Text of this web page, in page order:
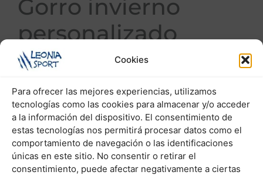
Cookies
Para ofrecer las mejores experiencias, utilizamos
tecnologías como las cookies para almacenar y/o acceder
a la información del dispositivo. El consentimiento de
estas tecnologías nos permitirá procesar datos como el
comportamiento de navegación o las identificaciones
únicas en este sitio. No consentir o retirar el
consentimiento, puede afectar negativamente a ciertas
Gorro invierno
personalizado
Fabricamos nuestros gorros personalizados en 5
modelos distintos, y con diferentes tejidos ( lana
acrílica, elastano, jacquard, malla elástica y con
pom-pom).
Según la técnica de personalización que requiera
(tricotado o bordado), podemos reproducir
diseños desde 2 hasta 8 colores.